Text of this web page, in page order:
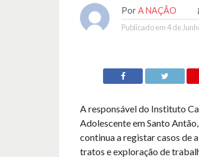
Por A NAÇÃO
Publicado em4 de
A responsável do Instituto
Adolescente em Santo
continua a registar casos de
tratos e exploração de